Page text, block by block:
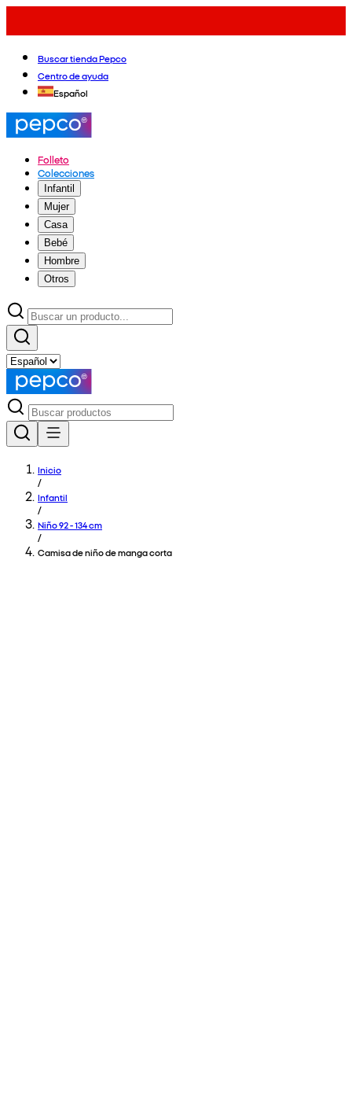
Buscar tienda Pepco
Centro de ayuda
Español
Folleto
Colecciones
Infantil
Mujer
Casa
Bebé
Hombre
Otros
Inicio
/
Infantil
/
Niño 92 - 134 cm
/
Camisa de niño de manga corta